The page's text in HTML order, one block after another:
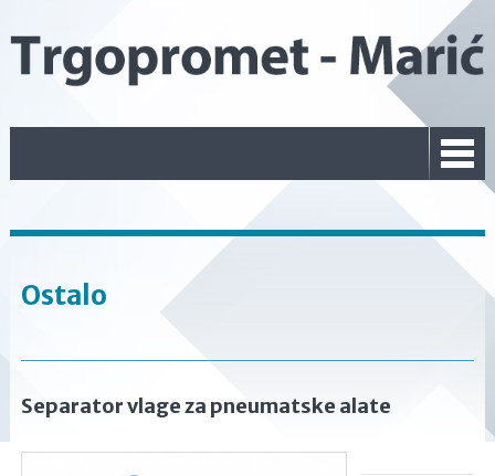
Ostalo
Separator vlage za pneumatske alate